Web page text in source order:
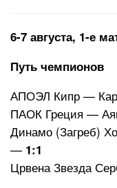
6-7 августа, 1-е
Путь чемпионов
АПОЭЛ Кипр —
ПАОК Греция —
Динамо (Загреб)
— 1:1
Црвена Звезда